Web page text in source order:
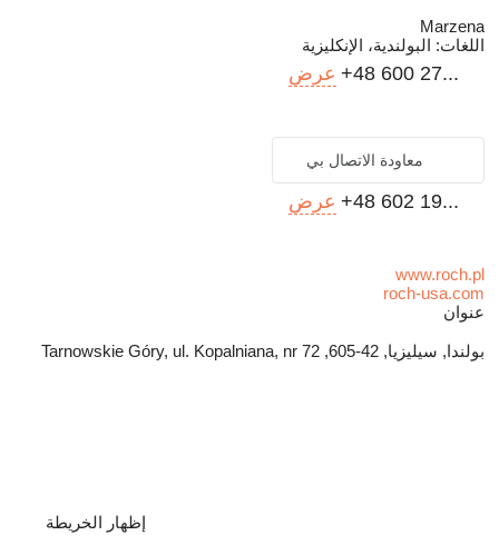
Marzena
اللغات: البولندية، الإنكليزية
+48 600 27... عرض
معاودة الاتصال بي
+48 602 19... عرض
www.roch.pl
roch-usa.com
عنوان
بولندا, سيليزيا, 42-605, Tarnowskie Góry, ul. Kopalniana, nr 72
إظهار الخريطة